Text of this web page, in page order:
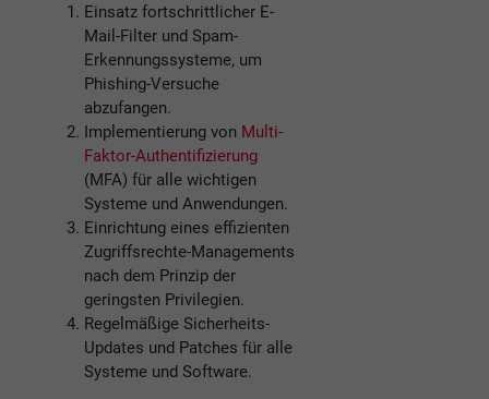
Einsatz fortschrittlicher E-
Mail-Filter und Spam-
Erkennungssysteme, um
Phishing-Versuche
abzufangen.
Implementierung von Multi-
Faktor-Authentifizierung
(MFA) für alle wichtigen
Systeme und Anwendungen.
Einrichtung eines effizienten
Zugriffsrechte-Managements
nach dem Prinzip der
geringsten Privilegien.
Regelmäßige Sicherheits-
Updates und Patches für alle
Systeme und Software.